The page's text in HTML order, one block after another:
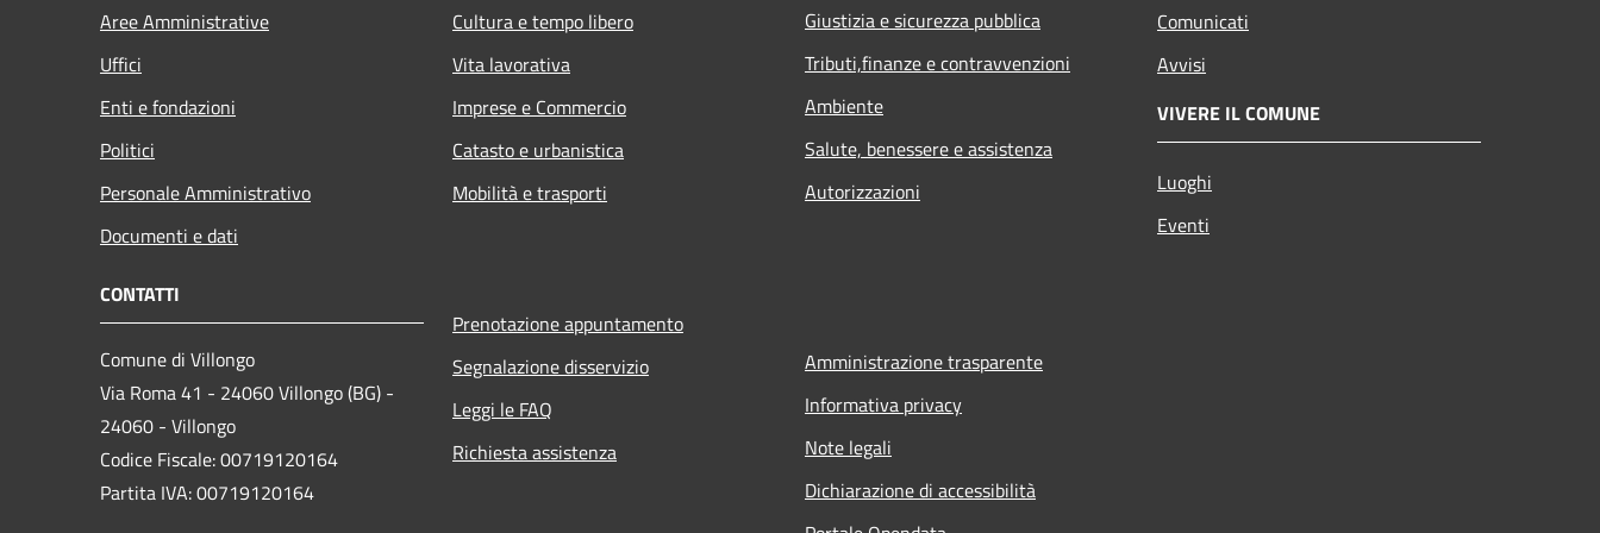
Aree Amministrative
Uffici
Enti e fondazioni
Politici
Personale Amministrativo
Documenti e dati
Cultura e tempo libero
Vita lavorativa
Imprese e Commercio
Catasto e urbanistica
Mobilità e trasporti
Giustizia e sicurezza pubblica
Tributi,finanze e contravvenzioni
Ambiente
Salute, benessere e assistenza
Autorizzazioni
Comunicati
Avvisi
VIVERE IL COMUNE
Luoghi
Eventi
CONTATTI
Comune di Villongo
Via Roma 41 - 24060 Villongo (BG) -
24060 - Villongo
Codice Fiscale: 00719120164
Partita IVA: 00719120164
Prenotazione appuntamento
Segnalazione disservizio
Leggi le FAQ
Richiesta assistenza
Amministrazione trasparente
Informativa privacy
Note legali
Dichiarazione di accessibilità